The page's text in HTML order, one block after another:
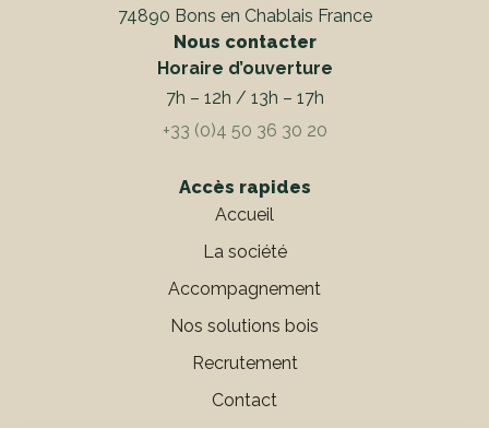
74890 Bons en Chablais France
Nous contacter
Horaire d’ouverture
7h – 12h / 13h – 17h
+33 (0)4 50 36 30 20
Accès rapides
Accueil
La société
Accompagnement
Nos solutions bois
Recrutement
Contact